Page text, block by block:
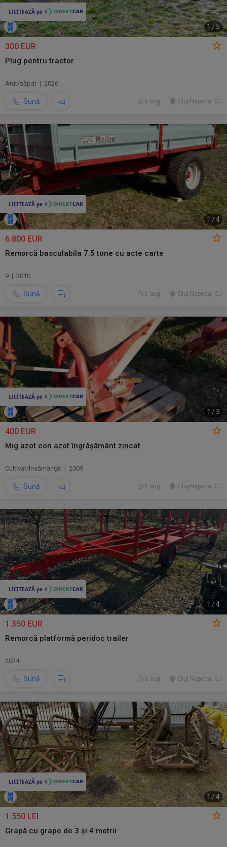
1 /5
300 EUR
Plug pentru tractor
Arat/săpat | 2026
Sună Cluj-Napoca, CJ
6 aug.
1 /4
6.800 EUR
Remorcă basculabila 7.5 tone cu acte carte
9 | 2010
Sună Cluj-Napoca, CJ
6 aug.
1 /3
400 EUR
Mig azot con azot îngrășământ zincat
Cultivat/Însămânţat | 2009
Sună Cluj-Napoca, CJ
6 aug.
1 /4
1.350 EUR
Remorcă platformă peridoc trailer
2024
Sună Cluj-Napoca, CJ
6 aug.
1 /4
1.550 LEI
Grapă cu grape de 3 și 4 metrii